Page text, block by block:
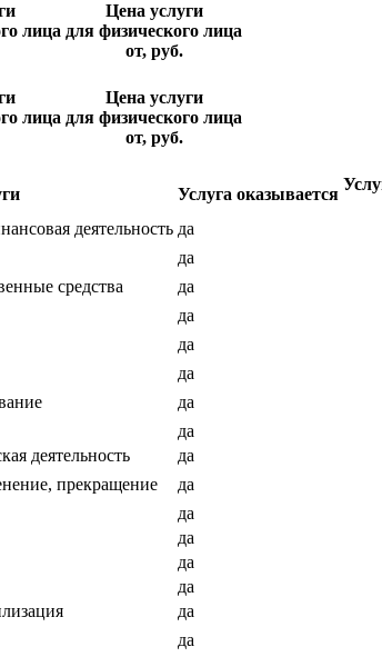
лица
Цена услуги
для физического лица
от, руб.
лица
Цена услуги
для физического лица
от, руб.
Услуга оказывается
деятельность да
да
средства
да
да
да
да
да
да
деятельность
да
прекращение
да
да
да
да
да
да
да